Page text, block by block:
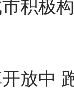
积极
放中